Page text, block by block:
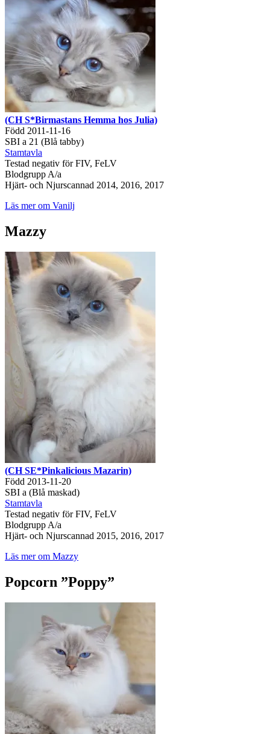
(CH S*Birmastans Hemma hos Julia)
Född 2011-11-16
SBI a 21 (Blå tabby)
Stamtavla
Testad negativ för FIV, FeLV
Blodgrupp A/a
Hjärt- och Njurscannad 2014, 2016, 2017
Läs mer om Vanilj
Mazzy
(CH SE*Pinkalicious Mazarin)
Född 2013-11-20
SBI a (Blå maskad)
Stamtavla
Testad negativ för FIV, FeLV
Blodgrupp A/a
Hjärt- och Njurscannad 2015, 2016, 2017
Läs mer om Mazzy
Popcorn ”Poppy”